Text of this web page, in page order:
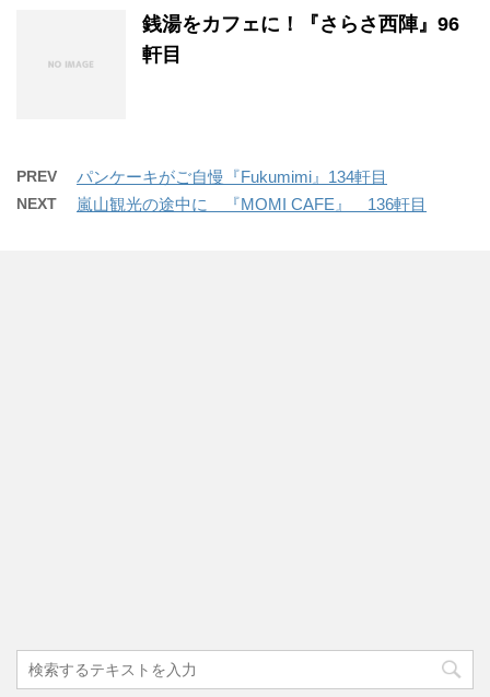
銭湯をカフェに！『さらさ西陣』96
軒目
PREV パンケーキがご自慢『Fukumimi』134軒目
NEXT 嵐山観光の途中に 『MOMI CAFE』 136軒目